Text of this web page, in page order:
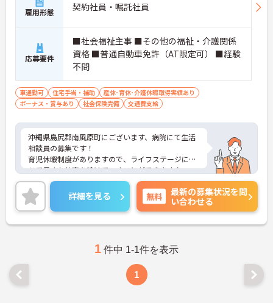
雇用形態 契約社員・嘱託社員
応募要件
■社会福祉主事 ■その他の福祉・介護関係
資格 ■普通自動車免許（AT限定可） ■経験
不問
車通勤可 住宅手当・補助
産休･育休･介護休暇取得実績あり
ボーナス・賞与あり
社会保険完備 交通費支給
沖縄県島尻郡南風原町にございます、病院にて生活
相談員の募集です！
育児休暇制度がありますので、ライフステージに応
じて長くお仕事を続けていくことができます♪
昇給・賞与や各種手当も充実！頑張りをしっかりと
評価しているので、モチベーションを保ちやすい環
境です◎
ご興味のある方は、マイナビ介護職までお問い合わ
せください。
詳細を見る 無料
最新の募集状況を問
い合わせる
1 件中 1-1件を表示
1